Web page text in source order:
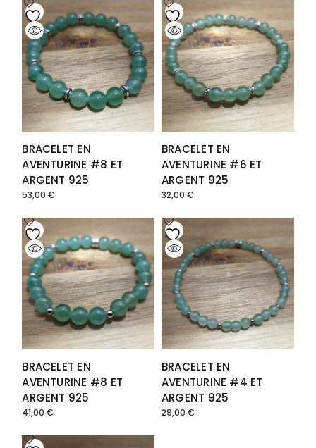
BRACELET EN
AVENTURINE #8 ET
ARGENT 925
53,00€
BRACELET EN
AVENTURINE #6 ET
ARGENT 925
32,00 €
BRACELET EN
AVENTURINE #8 ET
ARGENT 925
41,00€
BRACELET EN
AVENTURINE #4 ET
ARGENT 925
29,00 €